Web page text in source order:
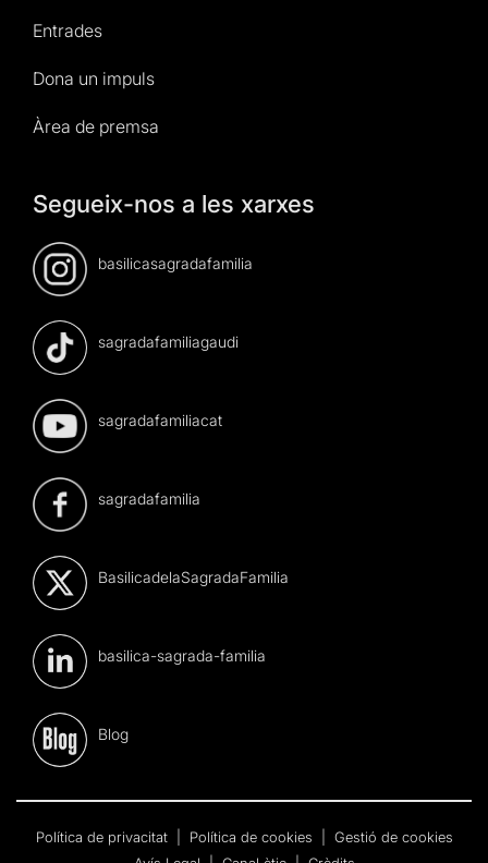
Entrades
Dona un impuls
Àrea de premsa
Segueix-nos a les xarxes
basilicasagradafamilia
sagradafamiliagaudi
sagradafamiliacat
sagradafamilia
BasilicadelaSagradaFamilia
basilica-sagrada-familia
Blog
Política de privacitat Política de cookies
Gestió de cookies